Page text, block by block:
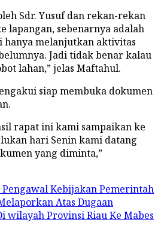
Sdr. Yusuf dan rekan-rekan
lapangan, sebenarnya adalah
hanya melanjutkan aktivitas
Jadi tidak benar kalau
lahan,” jelas Maftahul.
siap membuka dokumen
rapat ini kami sampaikan ke
hari Senin kami datang
yang diminta,”
Pengawal Kebijakan Pemerintah
Atas Dugaan
wilayah Provinsi Riau Ke Mabes